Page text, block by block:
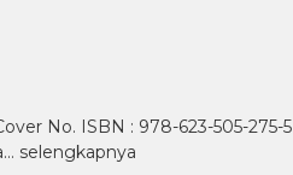
No. ISBN : 978-623-505-275-
selengkapnya